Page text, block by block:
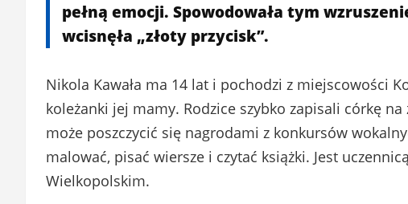
pełną emocji. Spowodowała tym
wcisnęła „złoty przycisk”.
Nikola Kawała ma 14 lat i pochodzi z miejscowości
koleżanki jej mamy. Rodzice szybko zapisali córkę na
może poszczycić się nagrodami z konkursów
malować, pisać wiersze i czytać książki. Jest
Wielkopolskim.